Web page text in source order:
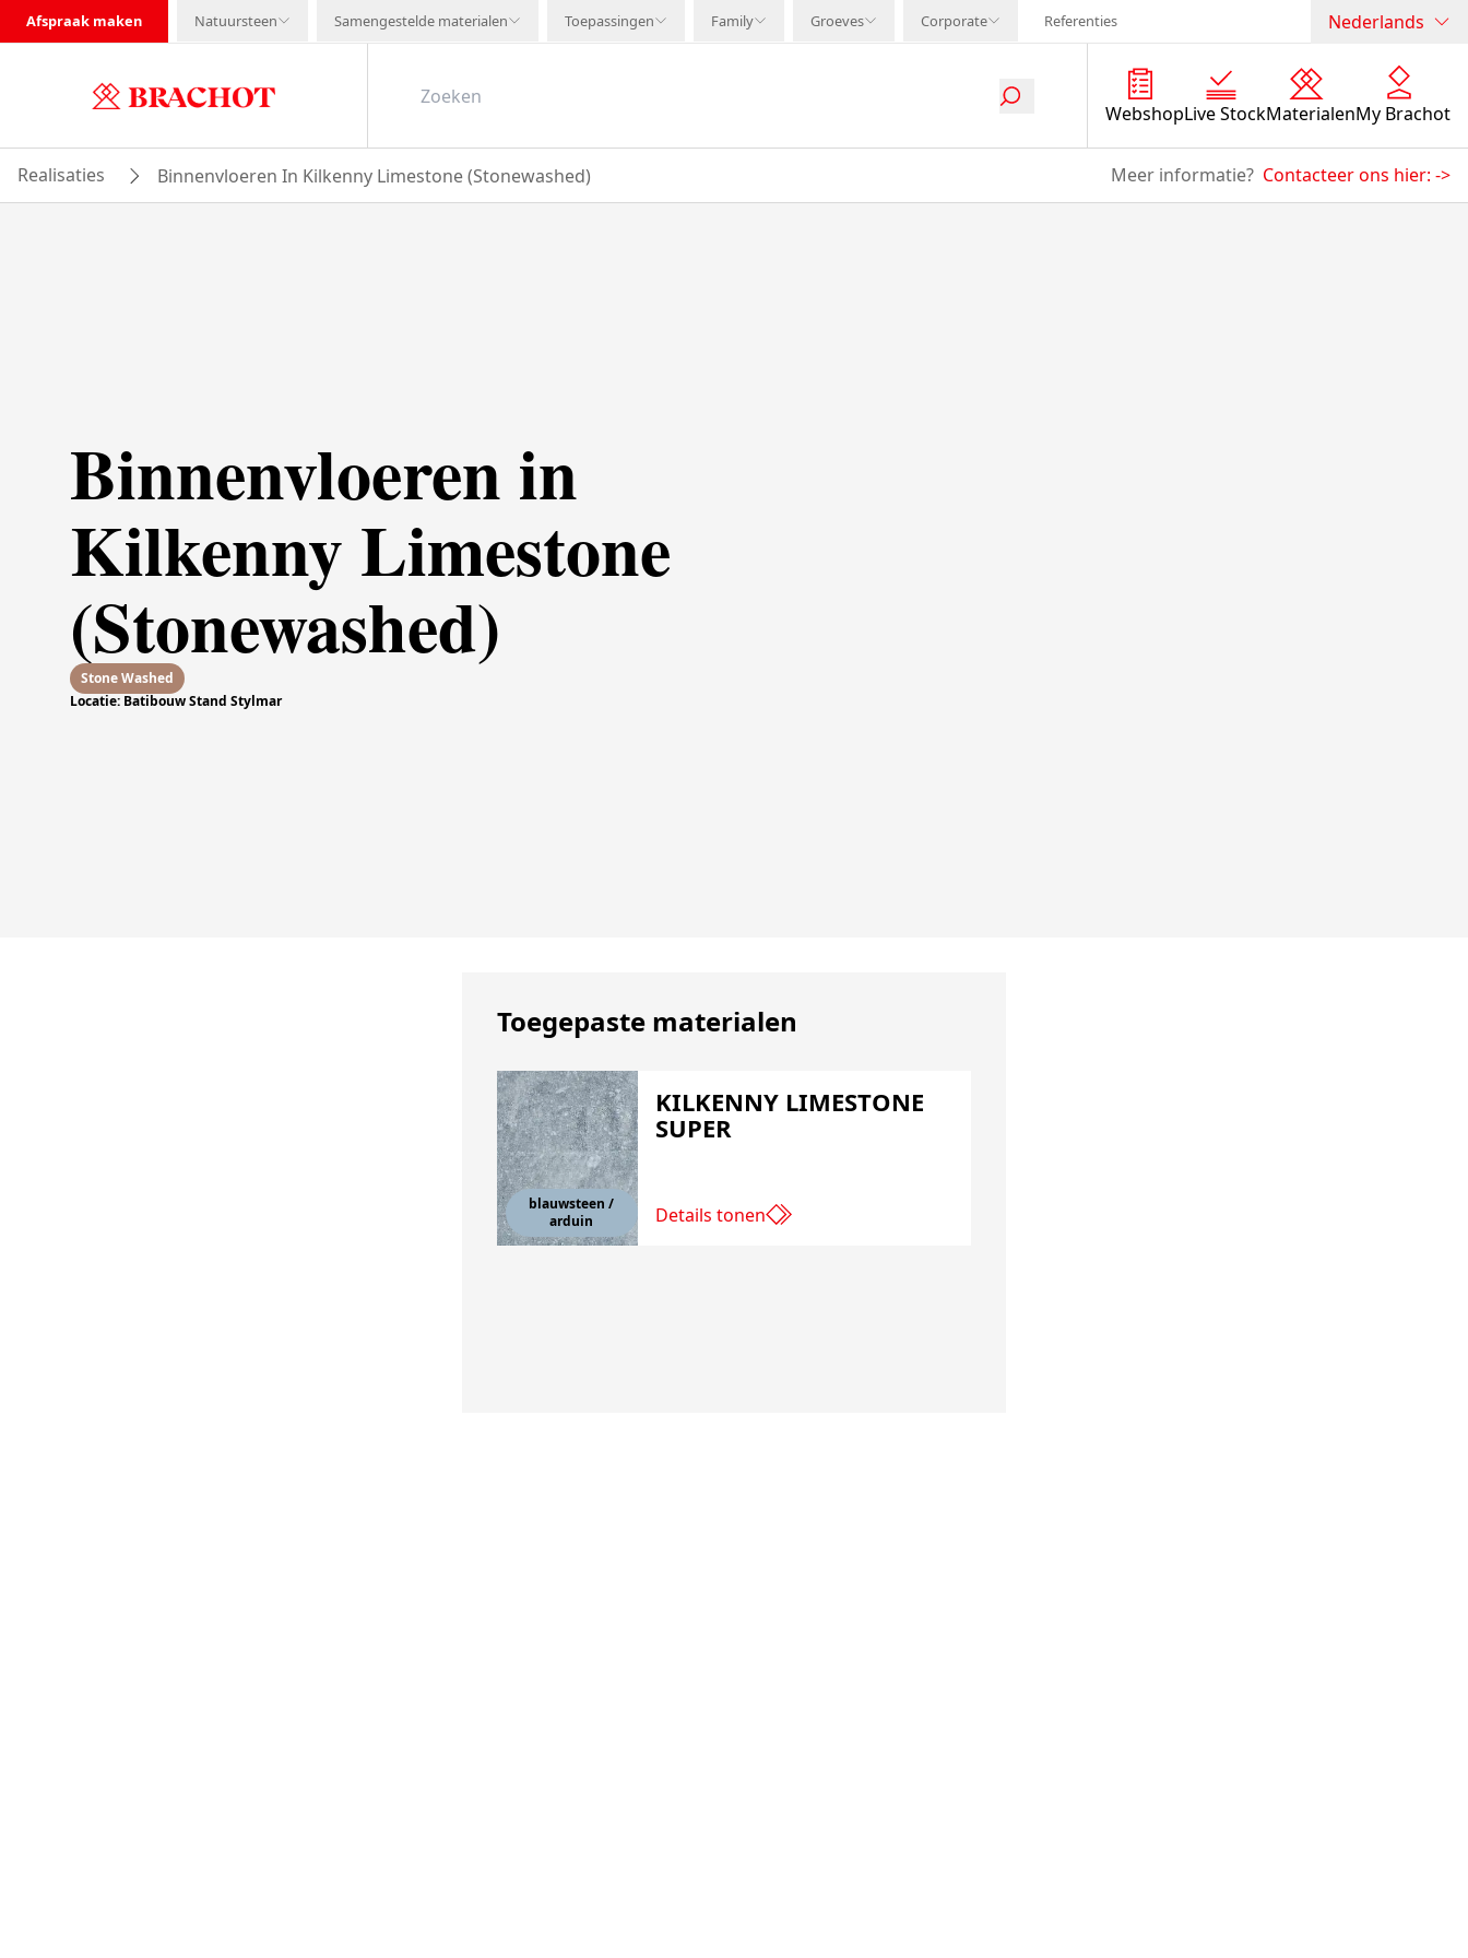
Afspraak maken Natuursteen Samengestelde materialen Toepassingen Family Groeves Corporate Referenties Nederlands
WebshopLive StockMaterialenMy Brachot
Realisaties Binnenvloeren In Kilkenny Limestone (Stonewashed) Meer informatie? Contacteer ons hier: ->
Binnenvloeren in
Kilkenny Limestone
(Stonewashed)
Stone Washed
Locatie: Batibouw Stand Stylmar
Toegepaste materialen
blauwsteen /
arduin
KILKENNY LIMESTONE
SUPER
Details tonen